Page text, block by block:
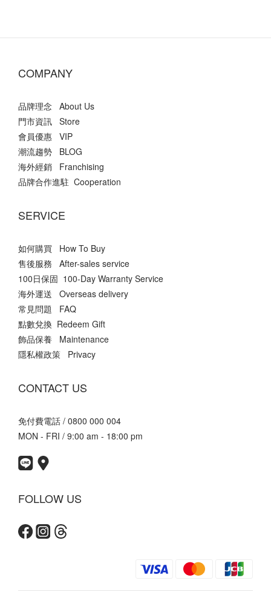
COMPANY
品牌理念 About Us
門市資訊 Store
會員優惠 VIP
潮流趨勢 BLOG
海外經銷 Franchising
品牌合作進駐 Cooperation
SERVICE
如何購買 How To Buy
售後服務 After-sales service
100日保固 100-Day Warranty Service
海外運送 Overseas delivery
常見問題 FAQ
點數兌換 Redeem Gift
飾品保養 Maintenance
隱私權政策 Privacy
CONTACT US
免付費電話 / 0800 000 004
MON - FRI / 9:00 am - 18:00 pm
FOLLOW US